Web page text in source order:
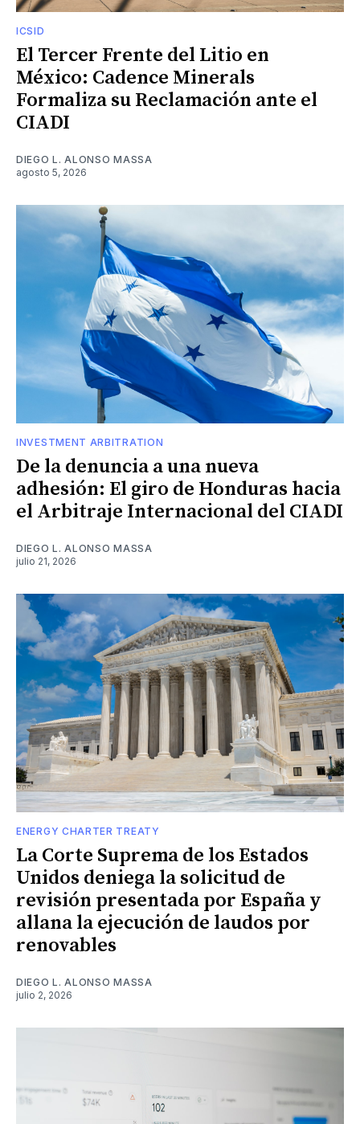
ICSID
El Tercer Frente del Litio en
México: Cadence Minerals
Formaliza su Reclamación ante el
CIADI
DIEGO L. ALONSO MASSA
agosto 5, 2026
INVESTMENT ARBITRATION
De la denuncia a una nueva
adhesión: El giro de Honduras hacia
el Arbitraje Internacional del CIADI
DIEGO L. ALONSO MASSA
julio 21, 2026
ENERGY CHARTER TREATY
La Corte Suprema de los Estados
Unidos deniega la solicitud de
revisión presentada por España y
allana la ejecución de laudos por
renovables
DIEGO L. ALONSO MASSA
julio 2, 2026